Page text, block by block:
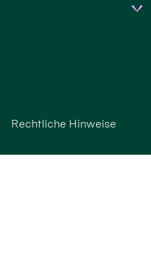
Rechtliche Hinweise